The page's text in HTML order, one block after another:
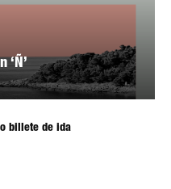
‘Ñ’
billete de ida